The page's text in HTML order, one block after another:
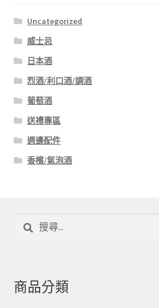
Uncategorized
威士忌
日本酒
烈酒/利口酒/調酒
葡萄酒
送禮專區
週邊配件
香檳/氣泡酒
字:
商品分類